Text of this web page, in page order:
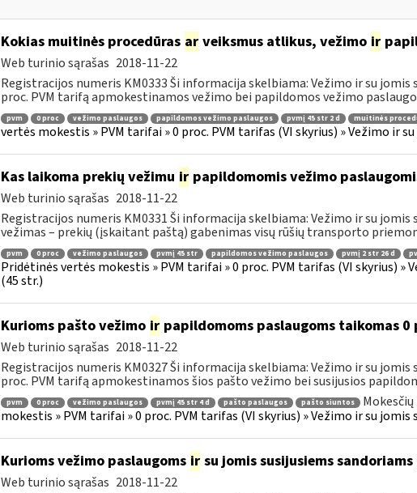
Kokias muitinės procedūras arveiksmus atlikus, vežimo ir
Web turinio sąrašas 2018-11-22
Registracijos numeris KM0333 Ši informacija skelbiama: Vežimo ir su
proc. PVM tarifą apmokestinamos vežimo bei papildomos vežimo
pvm 0 proc vežimo paslaugos papildomos vežimo paslaugos pvmį 45 str 2 d muitinės
vertės mokestis » PVM tarifai » 0 proc. PVM tarifas (VI skyrius) » Vežimo ir
Kas laikoma prekių vežimu irpapildomomis vežimo
Web turinio sąrašas 2018-11-22
Registracijos numeris KM0331 Ši informacija skelbiama: Vežimo ir su
vežimas – prekių (įskaitant paštą) gabenimas visų rūšių transporto
pvm 0 proc vežimo paslaugos pvmį 45 str papildomos vežimo paslaugos pvmį 2 str 26 d
Pridėtinės vertės mokestis » PVM tarifai » 0 proc. PVM tarifas (VI skyrius) »
(45 str.)
Kurioms pašto vežimo irpapildomoms paslaugoms taikomas 0
Web turinio sąrašas 2018-11-22
Registracijos numeris KM0327 Ši informacija skelbiama: Vežimo ir su
proc. PVM tarifą apmokestinamos šios pašto vežimo bei susijusios
pvm 0 proc vežimo paslaugos pvmį 45 str 4 d pašto paslaugos pašto siuntos
mokestis » PVM tarifai » 0 proc. PVM tarifas (VI skyrius) » Vežimo ir su
Kurioms vežimo paslaugoms irsu jomis susijusiems
Web turinio sąrašas 2018-11-22